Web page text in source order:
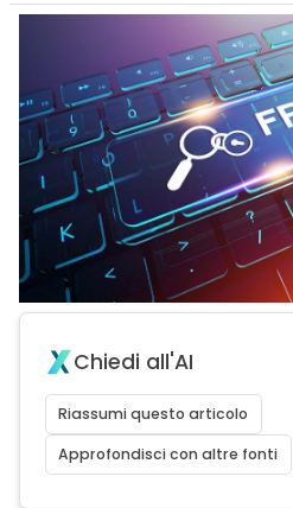
Chiedi all'AI
Riassumi questo articolo
Approfondisci con altre fonti